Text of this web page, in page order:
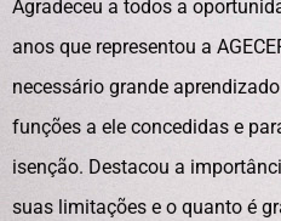
Agradeceu a todos a
anos que representou a
necessário grande
funções a ele concedidas e
isenção. Destacou a
suas limitações e o quanto é